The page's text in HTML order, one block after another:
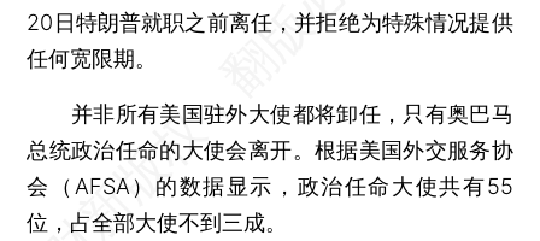
20日特朗普就职之前离任，并拒绝为特殊情况提供
任何宽限期。
并非所有美国驻外大使都将卸任，只有奥巴马
总统政治任命的大使会离开。根据美国外交服务协
会（AFSA）的数据显示，政治任命大使共有55
位，占全部大使不到三成。